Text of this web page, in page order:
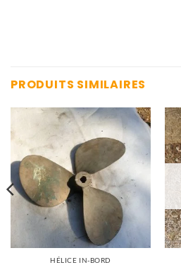
PRODUITS SIMILAIRES
HÉLICE IN-BORD